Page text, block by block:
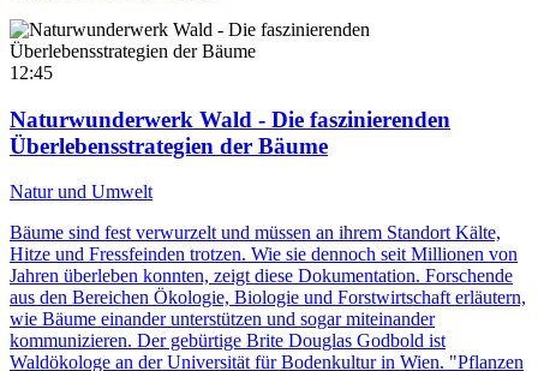
12:45
Naturwunderwerk Wald - Die faszinierenden
Überlebensstrategien der Bäume
Natur und Umwelt
Bäume sind fest verwurzelt und müssen an ihrem Standort Kälte,
Hitze und Fressfeinden trotzen. Wie sie dennoch seit Millionen von
Jahren überleben konnten, zeigt diese Dokumentation. Forschende
aus den Bereichen Ökologie, Biologie und Forstwirtschaft erläutern,
wie Bäume einander unterstützen und sogar miteinander
kommunizieren. Der gebürtige Brite Douglas Godbold ist
Waldökologe an der Universität für Bodenkultur in Wien. "Pflanzen